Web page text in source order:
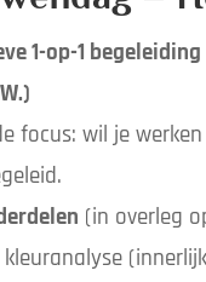
1-op-1
focus: wil je
(in overleg
kleuranalyse